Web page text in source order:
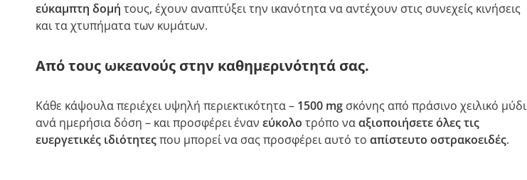
εύκαμπτη δομή τους, έχουν αναπτύξει την ικανότητα να αντέχουν στις συνεχείς κινήσεις
και τα χτυπήματα των κυμάτων.
Από τους ωκεανούς στην καθημερινότητά σας.
Κάθε κάψουλα περιέχει υψηλή περιεκτικότητα – 1500 mg σκόνης από πράσινο χειλικό μύδι
ανά ημερήσια δόση – και προσφέρει έναν εύκολο τρόπο νααξιοποιήσετε όλες τις
ευεργετικές ιδιότητεςπου μπορεί να σας προσφέρει αυτό το απίστευτο οστρακοειδές.